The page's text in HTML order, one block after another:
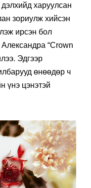
дэлхийд харуулсан
зориулж хийсэн
ирсэн бол
“Crown
Эдгээр
өнөөдөр ч
үнэ цэнэтэй